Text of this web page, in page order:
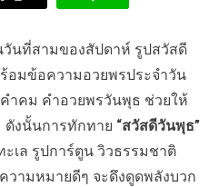
วันที่สามของสัปดาห์ รูปสวัสดี
อมข้อความอวยพรประจำวัน
ำคม คำอวยพรวันพุธ ช่วยให้
งนั้นการทักทาย “สวัสดีวันพุธ”
เล รูปการ์ตูน วิวธรรมชาติ
ามหมายดีๆ จะดึงดูดพลังบวก